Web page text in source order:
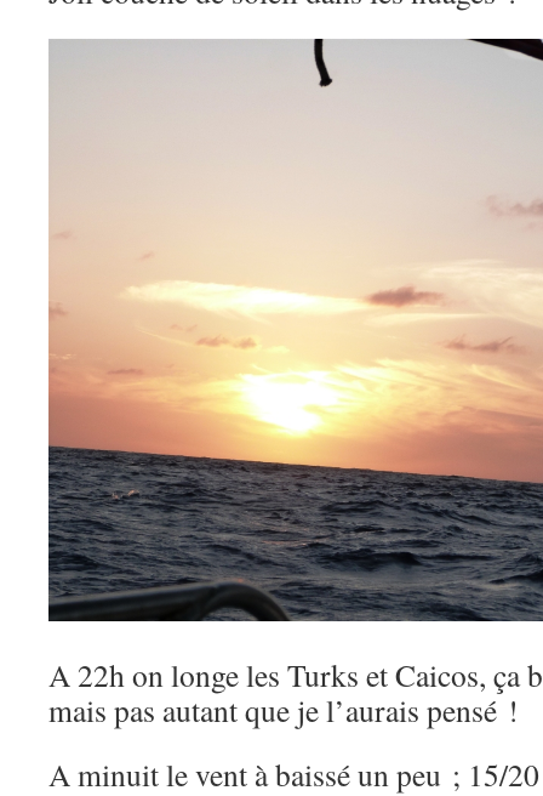
A 22h on longe les Turks et Caicos, ça
mais pas autant que je l’aurais pensé !
A minuit le vent à baissé un peu ; 15/